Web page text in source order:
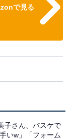
で見る
子さん、バスケで
いw」「フォーム